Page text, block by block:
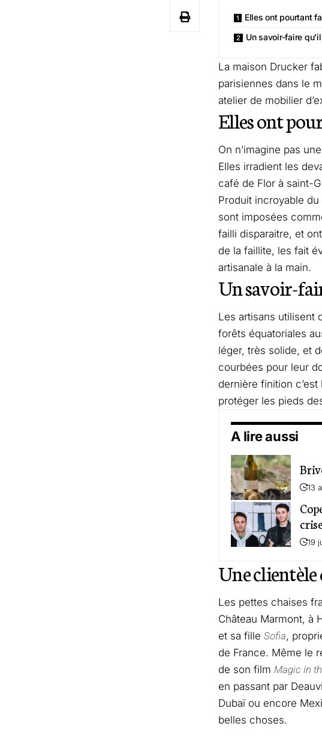
Elles ont pourtant
Un savoir-faire
La maison Drucker
parisiennes dans le
atelier de mobilier
Elles ont
On n’imagine pas
Elles irradient les
café de Flor à saint-
Produit incroyable
sont imposées
failli disparaitre, et
de la faillite, les fait
artisanale à la main.
Un savoir-
Les artisans utilisent
forêts équatoriales
léger, très solide, et
courbées pour leur
dernière finition
protéger les pieds
A lire aussi
13
19
Une clientèle
Les pettes chaises
Château Marmont, à
et sa fille Sofia,
de France. Même le
de son film Magic in
en passant par
Dubaï ou encore
belles choses.